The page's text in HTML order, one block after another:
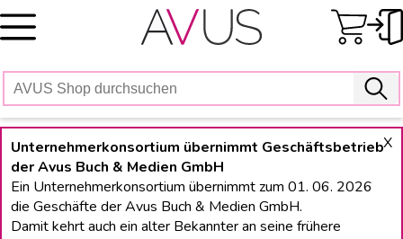
Skip
to
X
Unternehmerkonsortium übernimmt Geschäftsbetrieb
der Avus Buch & Medien GmbH
Ein Unternehmerkonsortium übernimmt zum 01. 06. 2026
die Geschäfte der Avus Buch & Medien GmbH.
Damit kehrt auch ein alter Bekannter an seine frühere